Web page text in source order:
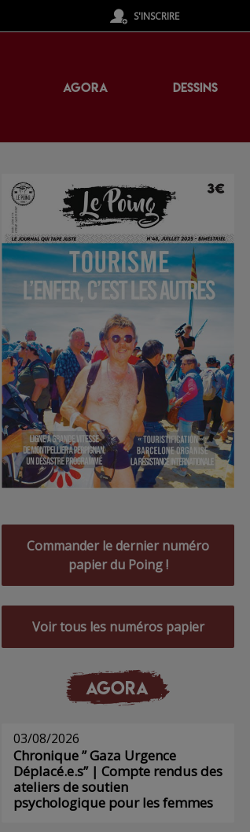
S'INSCRIRE
AGORA DESSINS
Commander le dernier numéro
papier du Poing !
Voir tous les numéros papier
AGORA
03/08/2026
Chronique ” Gaza Urgence
Déplacé.e.s” | Compte rendus des
ateliers de soutien
psychologique pour les femmes